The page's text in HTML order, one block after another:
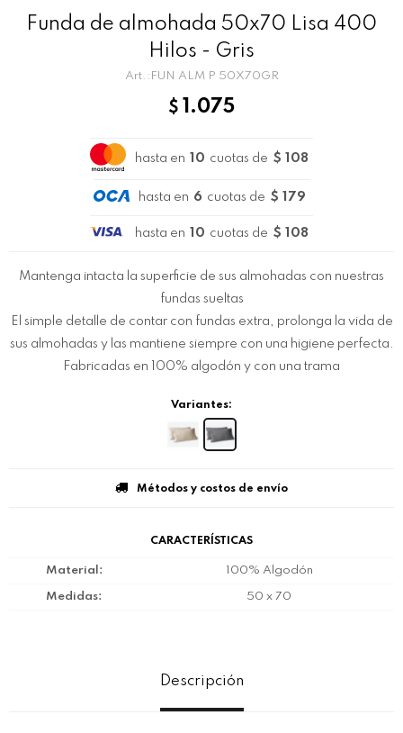
Funda de almohada 50x70 Lisa 400
Hilos - Gris
FUN ALM P 50X70GR
$ 1.075
hasta en 10 cuotas de $ 108
hasta en 6 cuotas de $ 179
hasta en 10 cuotas de $ 108
Mantenga intacta la superficie de sus almohadas con nuestras
fundas sueltas
El simple detalle de contar con fundas extra, prolonga la vida de
sus almohadas y las mantiene siempre con una higiene perfecta.
Fabricadas en 100% algodón y con una trama
Variantes:
Métodos y costos de envío
CARACTERÍSTICAS
Material 100% Algodón
Medidas 50 x 70
Descripción